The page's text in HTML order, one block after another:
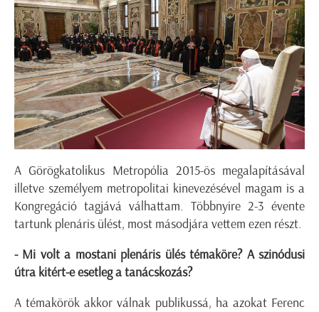
A Görögkatolikus Metropólia 2015-ös megalapításával
illetve személyem metropolitai kinevezésével magam is a
Kongregáció tagjává válhattam. Többnyire 2-3 évente
tartunk plenáris ülést, most másodjára vettem ezen részt.
- Mi volt a mostani plenáris ülés témaköre? A szinódusi
útra kitért-e esetleg a tanácskozás?
A témakörök akkor válnak publikussá, ha azokat Ferenc